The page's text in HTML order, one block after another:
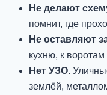
Не делают
помнит, где
Не оставляют
кухню, к воротам
Нет УЗО.
землёй,